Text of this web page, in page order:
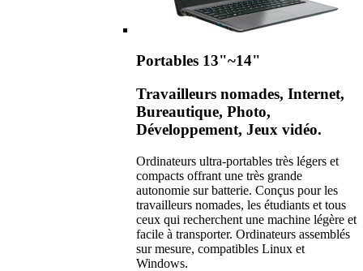
Portables 13"~14"
Travailleurs nomades, Internet,
Bureautique, Photo,
Développement, Jeux vidéo.
Ordinateurs ultra-portables très légers et
compacts offrant une très grande
autonomie sur batterie. Conçus pour les
travailleurs nomades, les étudiants et tous
ceux qui recherchent une machine légère et
facile à transporter. Ordinateurs assemblés
sur mesure, compatibles Linux et
Windows.